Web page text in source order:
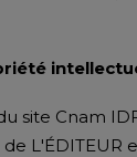
site Cnam